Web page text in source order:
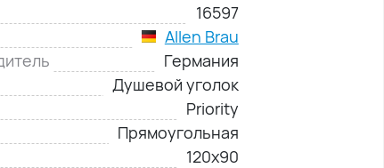
16597
Allen Brau
Германия
Душевой уголок
Priority
Прямоугольная
120х90